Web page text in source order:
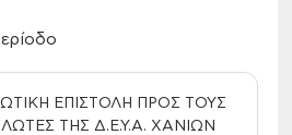
ΕΠΙΣΤΟΛΗ ΠΡΟΣ ΤΟΥΣ
ΤΗΣ Δ.Ε.Υ.Α. ΧΑΝΙΩΝ